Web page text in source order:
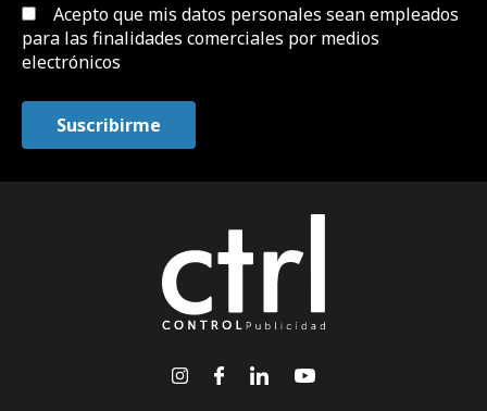
Acepto que mis datos personales sean empleados
para las finalidades comerciales por medios
electrónicos